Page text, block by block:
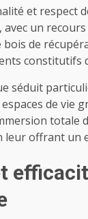
et respect
avec un
de
constitutifs
séduit
de vie
totale
leur offrant un